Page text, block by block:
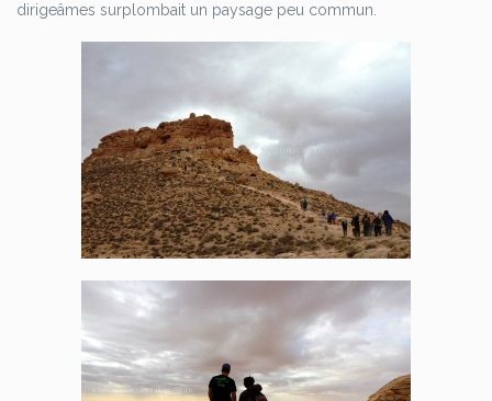
dirigeâmes surplombait un paysage peu commun.